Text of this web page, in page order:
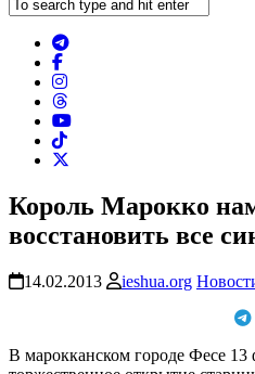
Король Марокко
восстановить все
14.02.2013 ieshua.org
В марокканском городе Фесе 13